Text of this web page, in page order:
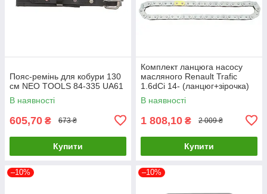
Пояс-ремінь для кобури 130
см NEO TOOLS 84-335 UA61
В наявності
605,70 ₴ 673 ₴
Купити
Комплект ланцюга насосу
масляного Renault Trafic
1.6dCi 14- (ланцюг+зірочка)
(ном. двиг. >16071
150A00005R UA61
В наявності
1 808,10 ₴ 2 009 ₴
Купити
–10% –10%